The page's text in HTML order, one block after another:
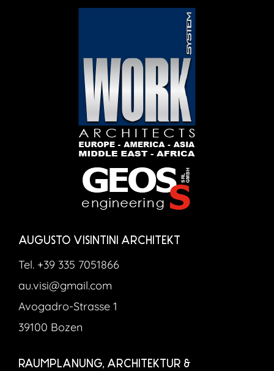
AUGUSTO VISINTINI ARCHITEKT
Tel. +39 335 7051866
au.visi@gmail.com
Avogadro-Strasse 1
39100 Bozen
RAUMPLANUNG, ARCHITEKTUR &